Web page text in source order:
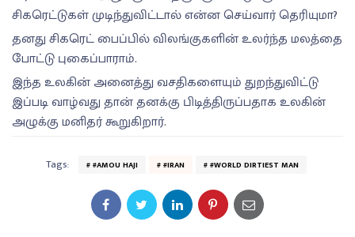
சிகரெட்டுகள் முடிந்துவிட்டால் என்ன செய்வார் தெரியுமா?
தனது சிகரெட் பைப்பில் விலங்குகளின் உலர்ந்த மலத்தை
போட்டு புகைப்பாராம்.
இந்த உலகின் அனைத்து வசதிகளையும் துறந்துவிட்டு
இப்படி வாழ்வது தான் தனக்கு பிடித்திருப்பதாக உலகின்
அழுக்கு மனிதர் கூறுகிறார்.
Tags: #AMOU HAJI #IRAN #WORLD DIRTIEST MAN